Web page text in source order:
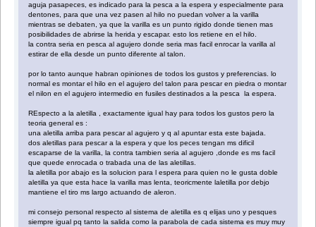
aguja pasapeces, es indicado para la pesca a la espera y especialmente para
dentones, para que una vez pasen al hilo no puedan volver a la varilla
mientras se debaten, ya que la varilla es un punto rigido donde tienen mas
posibilidades de abrirse la herida y escapar. esto los retiene en el hilo.
la contra seria en pesca al agujero donde seria mas facil enrocar la varilla al
estirar de ella desde un punto diferente al talon.
por lo tanto aunque habran opiniones de todos los gustos y preferencias. lo
normal es montar el hilo en el agujero del talon para pescar en piedra o montar
el nilon en el agujero intermedio en fusiles destinados a la pesca la espera.
REspecto a la aletilla , exactamente igual hay para todos los gustos pero la
teoria general es :
una aletilla arriba para pescar al agujero y q al apuntar esta este bajada.
dos aletillas para pescar a la espera y que los peces tengan ms dificil
escaparse de la varilla, la contra tambien seria al agujero ,donde es ms facil
que quede enrocada o trabada una de las aletillas.
la aletilla por abajo es la solucion para l espera para quien no le gusta doble
aletilla ya que esta hace la varilla mas lenta, teoricmente laletilla por debjo
mantiene el tiro ms largo actuando de aleron.
mi consejo personal respecto al sistema de aletilla es q elijas uno y pesques
siempre igual pq tanto la salida como la parabola de cada sistema es muy muy